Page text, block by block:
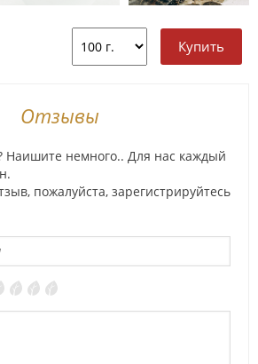
Отзывы
Наишите немного.. Для нас каждый
пожалуйста, зарегистрируйтесь